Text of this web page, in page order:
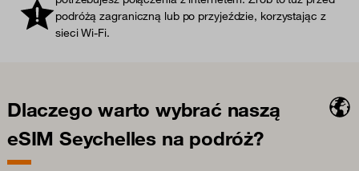
podróżą zagraniczną lub po przyjeździe, korzystając z
sieci Wi-Fi.
Dlaczego warto wybrać naszą
eSIM Seychelles na podróż?